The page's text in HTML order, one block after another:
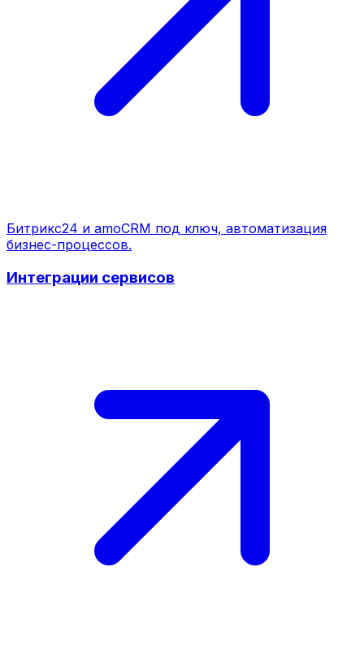
Битрикс24 и amoCRM под ключ, автоматизация
бизнес-процессов.
Интеграции сервисов